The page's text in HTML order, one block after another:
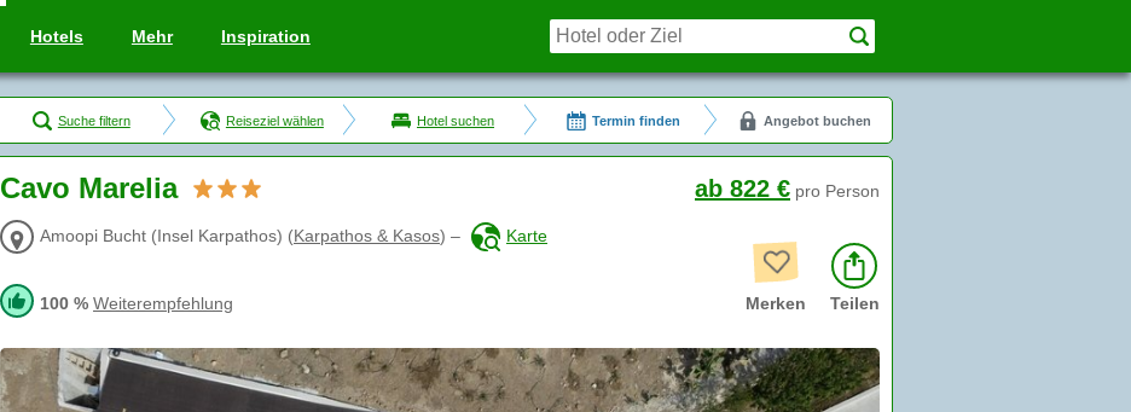
Hotels Mehr Inspiration
Suche filtern Reiseziel wählen Hotel suchen Termin finden Angebot buchen
Cavo Marelia
Amoopi Bucht (Insel Karpathos) (Karpathos & Kasos) – Karte
100 % Weiterempfehlung
ab 822 € pro Person
Merken Teilen